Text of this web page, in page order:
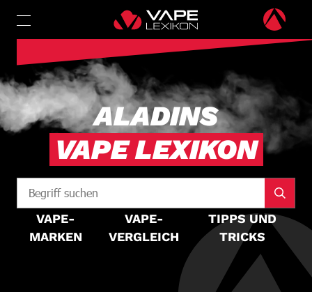
ALADINS
VAPE LEXIKON
VAPE-
MARKEN
VAPE-
VERGLEICH
TIPPS UND
TRICKS